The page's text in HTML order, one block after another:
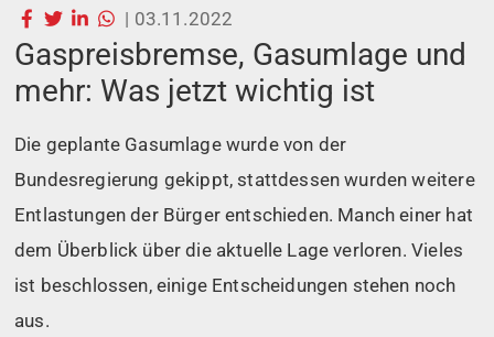
| 03.11.2022
Gaspreisbremse, Gasumlage und
mehr: Was jetzt wichtig ist
Die geplante Gasumlage wurde von der
Bundesregierung gekippt, stattdessen wurden weitere
Entlastungen der Bürger entschieden. Manch einer hat
dem Überblick über die aktuelle Lage verloren. Vieles
ist beschlossen, einige Entscheidungen stehen noch
aus.